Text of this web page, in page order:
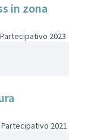
in zona
2023
2021